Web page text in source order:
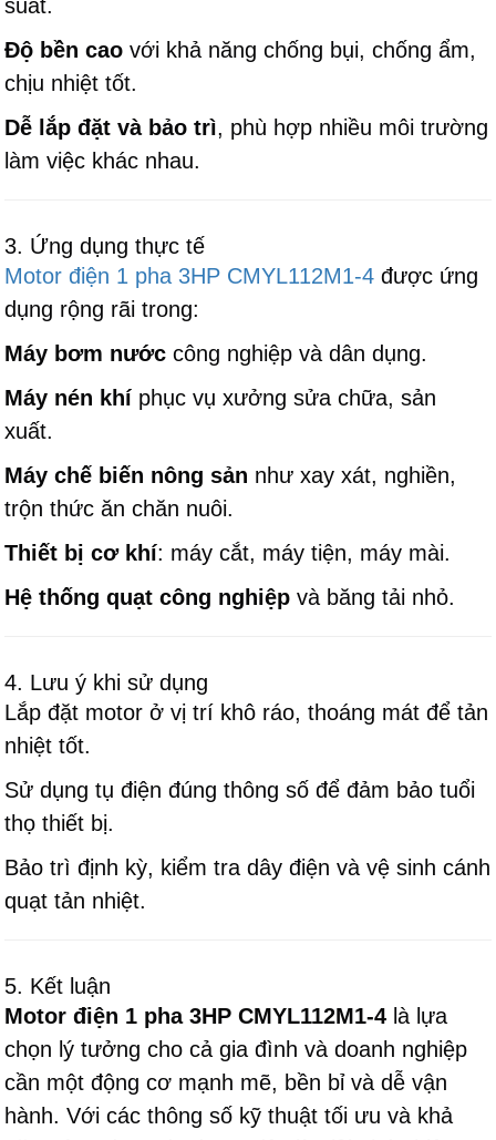
suất.
Độ bền cao với khả năng chống bụi, chống ẩm,
chịu nhiệt tốt.
Dễ lắp đặt và bảo trì, phù hợp nhiều môi trường
làm việc khác nhau.
3. Ứng dụng thực tế
Motor điện 1 pha 3HP CMYL112M1-4 được ứng
dụng rộng rãi trong:
Máy bơm nước công nghiệp và dân dụng.
Máy nén khí phục vụ xưởng sửa chữa, sản
xuất.
Máy chế biến nông sản như xay xát, nghiền,
trộn thức ăn chăn nuôi.
Thiết bị cơ khí: máy cắt, máy tiện, máy mài.
Hệ thống quạt công nghiệp và băng tải nhỏ.
4. Lưu ý khi sử dụng
Lắp đặt motor ở vị trí khô ráo, thoáng mát để tản
nhiệt tốt.
Sử dụng tụ điện đúng thông số để đảm bảo tuổi
thọ thiết bị.
Bảo trì định kỳ, kiểm tra dây điện và vệ sinh cánh
quạt tản nhiệt.
5. Kết luận
Motor điện 1 pha 3HP CMYL112M1-4 là lựa
chọn lý tưởng cho cả gia đình và doanh nghiệp
cần một động cơ mạnh mẽ, bền bỉ và dễ vận
hành. Với các thông số kỹ thuật tối ưu và khả